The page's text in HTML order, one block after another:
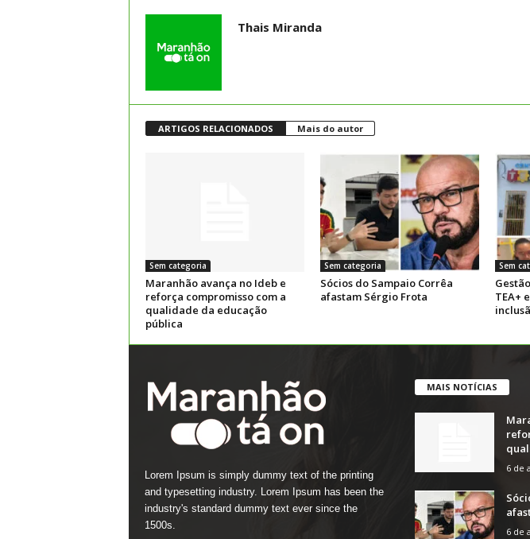
Thais Miranda
ARTIGOS RELACIONADOS Mais do autor
Sem categoria
Maranhão avança no Ideb e
reforça compromisso com a
qualidade da educação
pública
Sem categoria
Sócios do Sampaio Corrêa
afastam Sérgio Frota
Sem
TEA+
Lorem Ipsum is simply dummy text of the printing
and typesetting industry. Lorem Ipsum has been the
industry's standard dummy text ever since the
1500s.
MAIS NOTÍCIAS
6 de
6 de